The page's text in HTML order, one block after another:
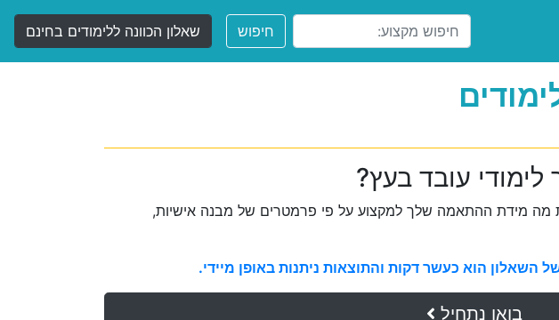
חיפוש שאלון הכוונה ללימודים בחינם
עובד בעץ?
מה מידת ההתאמה שלך למקצוע על פי פרמטרים של מבנה אישיות,
הוא כעשר דקות והתוצאות ניתנות באופן מיידי.
בואו נתחיל